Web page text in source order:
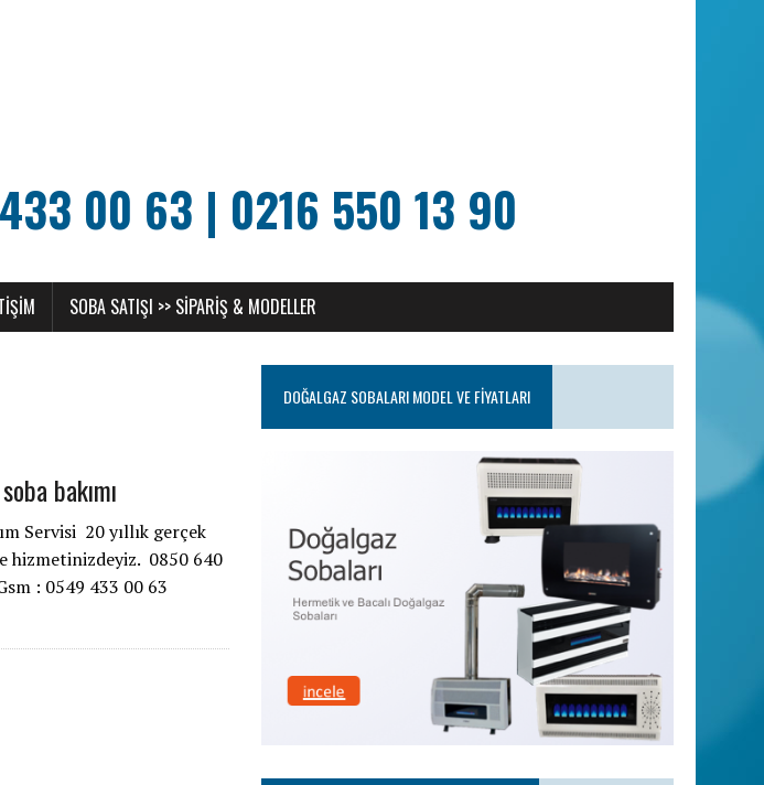
433 00 63 | 0216 550 13 90
SOBA SATIŞI >> SIPARIŞ & MODELLER
bakımı
Servisi 20 yıllık gerçek
hizmetinizdeyiz. 0850 640
: 0549 433 00 63
DOĞALGAZ SOBALARI MODEL VE FIYATLARI